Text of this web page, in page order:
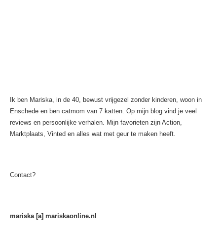
Ik ben Mariska, in de 40, bewust vrijgezel zonder kinderen, woon in
Enschede en ben catmom van 7 katten. Op mijn blog vind je veel
reviews en persoonlijke verhalen. Mijn favorieten zijn Action,
Marktplaats, Vinted en alles wat met geur te maken heeft.
Contact?
mariska [a] mariskaonline.nl